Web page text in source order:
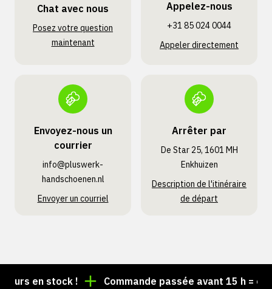
Chat avec nous
Posez votre question
maintenant
Appelez-nous
+31 85 024 0044
Appeler directement
Envoyez-nous un
courrier
info@pluswerk­
handschoenen.nl
Envoyer un courriel
Arrêter par
De Star 25, 1601 MH
Enkhuizen
Description de l'itinéraire
de départ
en stock !
Commande passée avant 15 h =